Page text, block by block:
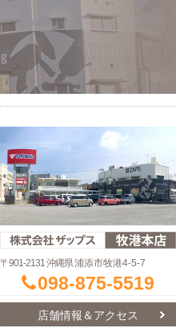
〒901-2131 沖縄県浦添市牧港4-5-7
098-875-5519
店舗情報＆アクセス